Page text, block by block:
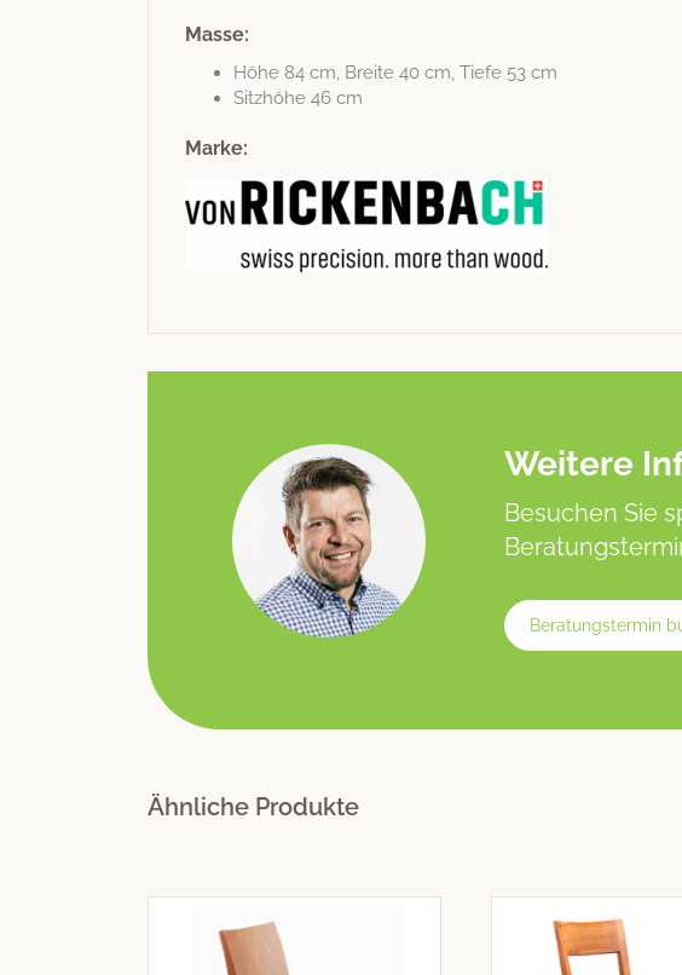
Masse:
Höhe 84 cm, Bre­ite 40 cm, Tiefe 53 cm
Sitzhöhe 46 cm
Marke:
Weitere
Besuchen Sie
Beratungstermin
Ähnliche Produkte